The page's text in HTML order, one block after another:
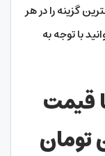
گزینه را در هر
با توجه به
قیمت